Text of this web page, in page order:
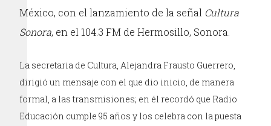
México, con el lanzamiento de la señal Cultura
Sonora, en el 104.3 FM de Hermosillo, Sonora.
La secretaria de Cultura, Alejandra Frausto Guerrero,
dirigió un mensaje con el que dio inicio, de manera
formal, a las transmisiones; en él recordó que Radio
Educación cumple 95 años y los celebra con la puesta